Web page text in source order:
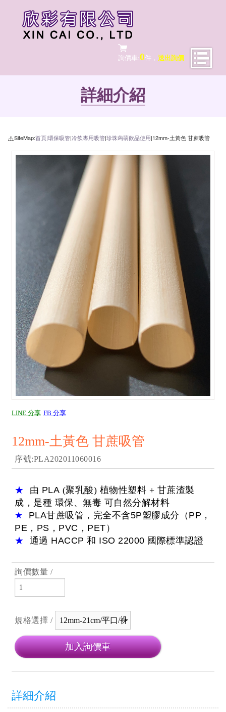
詢價車:0件， 送出詢價
詳細介紹
SiteMap:首頁|環保吸管|冷飲專用吸管|珍珠蒟蒻飲品使用|12mm-土黃色 甘蔗吸管
LINE 分享 FB 分享
12mm-土黃色 甘蔗吸管
序號:PLA202011060016
★ 由 PLA (聚乳酸) 植物性塑料 + 甘蔗渣製
成，是種 環保、無毒 可自然分解材料
★
PLA甘蔗吸管，完全不含5P塑膠成分 （PP，
PE，PS，PVC，PET）
★ 通過 HACCP 和 ISO 22000 國際標準認證
詢價數量 /
規格選擇 /
詳細介紹